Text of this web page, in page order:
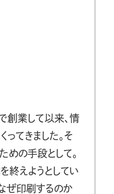
創業して以来、情
てきました。そ
めの手段として。
終えようとしてい
ぜ印刷するのか